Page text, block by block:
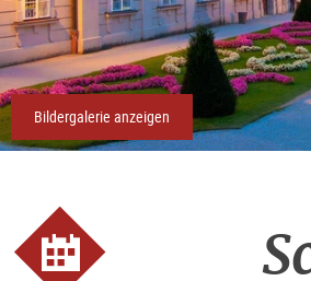
Bildergalerie anzeigen